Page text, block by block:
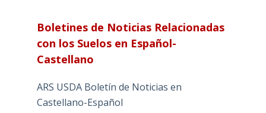
Boletines de Noticias Relacionadas
con los Suelos en Español-
Castellano
ARS USDA Boletín de Noticias en
Castellano-Español